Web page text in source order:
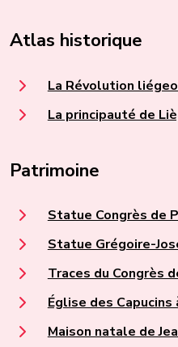
Atlas historique
La Révolution
La principauté de
Patrimoine
Statue Congrès de
Statue Grégoire-
Traces du Congrès
Église des Capucins
Maison natale de